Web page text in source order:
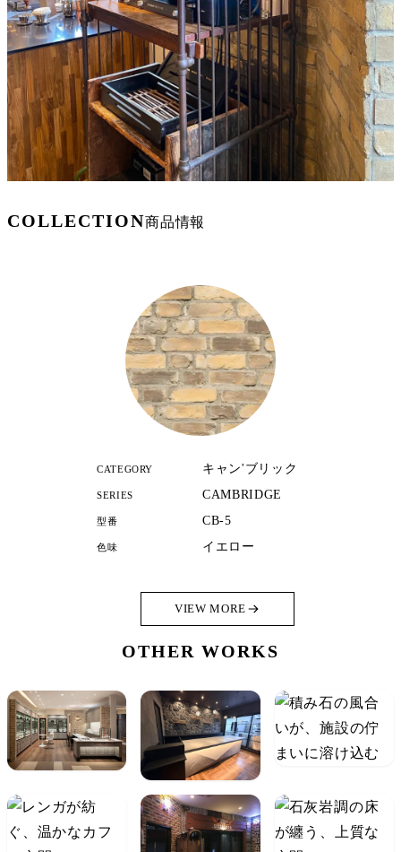
COLLECTION商品情報
CATEGORY キャン'ブリック
SERIES CAMBRIDGE
型番 CB-5
色味 イエロー
VIEW MORE
OTHER WORKS